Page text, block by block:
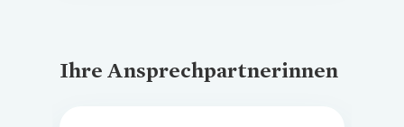
Ihre Ansprechpartnerinnen